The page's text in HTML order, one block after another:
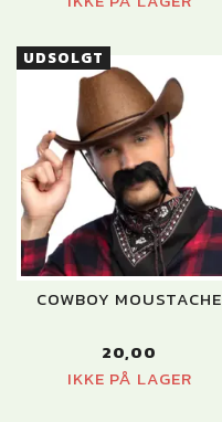
UDSOLGT
COWBOY MOUSTACHE
20,00
IKKE PÅ LAGER